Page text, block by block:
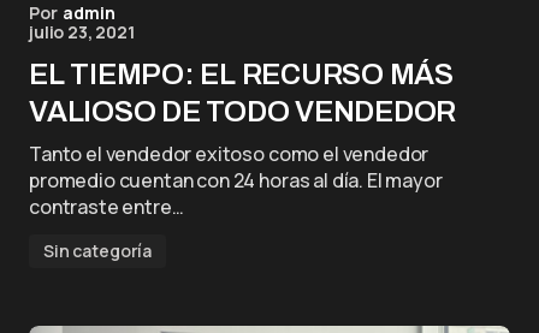
Por admin
julio 23, 2021
EL TIEMPO: EL RECURSO MÁS
VALIOSO DE TODO VENDEDOR
Tanto el vendedor exitoso como el vendedor
promedio cuentan con 24 horas al día. El mayor
contraste entre…
Sin categoría